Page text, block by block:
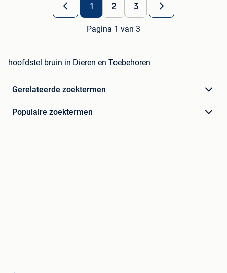
1 2 3
Pagina 1 van 3
hoofdstel bruin in Dieren en Toebehoren
Gerelateerde zoektermen
Populaire zoektermen